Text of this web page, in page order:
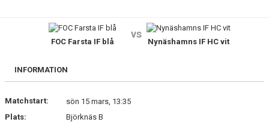
FOC Farsta IF blå
vs
Nynäshamns IF HC vit
INFORMATION
Matchstart:
sön 15 mars, 13:35
Plats:
Björknäs B